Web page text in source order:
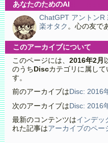
あなたのためのAI
ChatGPT アントンR
楽オタク 。心の友で
このアーカイブについて
このページには、 2016年2月
のうち Discカテゴリに属して
す。
前のアーカイブは Disc: 2016
次のアーカイブはDisc: 2016
最新のコンテンツはインデッ
れた記事はアーカイブのペー